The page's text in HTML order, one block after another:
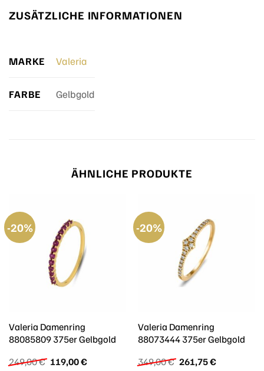
ZUSÄTZLICHE INFORMATIONEN
MARKE Valeria
FARBE Gelbgold
ÄHNLICHE PRODUKTE
-20%
Valeria Damenring
88085809 375er Gelbgold
249,00€ Ursprünglicher
119,00€Aktueller
-20%
Valeria Damenring
88073444 375er Gelbgold
349,00€ Ursprünglicher
261,75€Aktueller